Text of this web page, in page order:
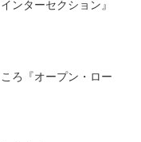
ンターセクション』
ろ『オープン・ロー